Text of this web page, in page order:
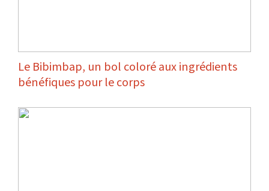
Le Bibimbap, un bol coloré aux ingrédients
bénéfiques pour le corps